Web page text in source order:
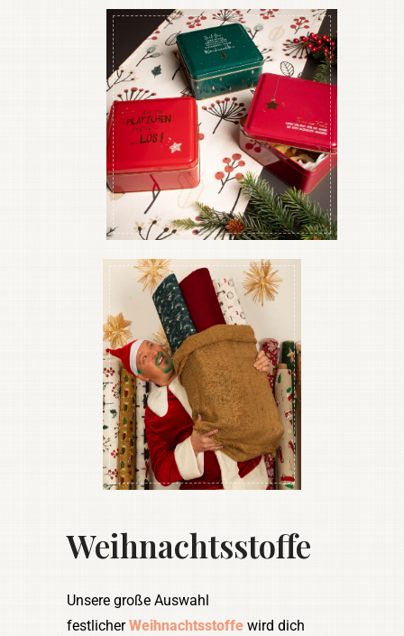
Weihnachtsstoffe
Unsere große Auswahl
festlicherWeihnachtsstoffe wird dich